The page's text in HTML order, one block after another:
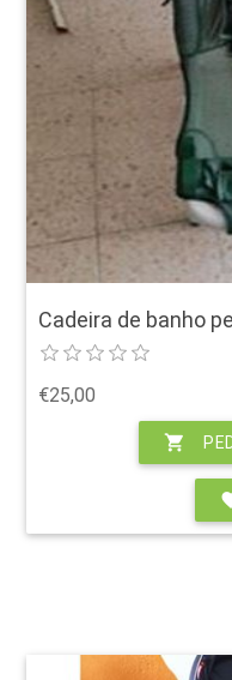
Cadeira de banho
€25,00
shopping_cart